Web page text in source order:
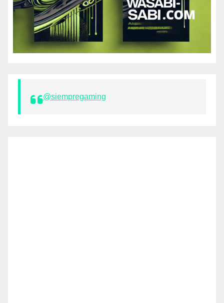
@siempregaming